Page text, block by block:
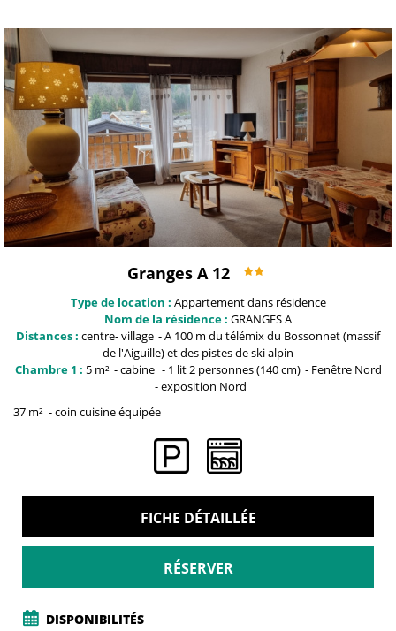
Granges A 12
Type de location : Appartement dans résidence
Nom de la résidence : GRANGES A
Distances : centre-village
A 100 m du télémix du Bossonnet (massif
de l'Aiguille) etdes pistes de ski alpin
Chambre 1 : 5 m² cabine 1 lit 2 personnes (140 cm) Fenêtre Nord
exposition Nord
37 m² coin cuisine équipée
FICHE DÉTAILLÉE
RÉSERVER
DISPONIBILITÉS